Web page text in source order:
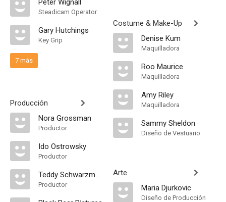
Peter Wignall
Steadicam Operator
Gary Hutchings
Key Grip
7 más
Producción
Nora Grossman
Productor
Ido Ostrowsky
Productor
Teddy Schwarzman
Productor
Costume & Make-Up
Denise Kum
Maquilladora
Roo Maurice
Maquilladora
Amy Riley
Maquilladora
Sammy Sheldon
Diseño de Vestuario
Arte
Maria Djurkovic
Diseño de Producción